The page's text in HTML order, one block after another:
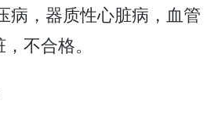
病，器质性心脏病，血管
不合格。